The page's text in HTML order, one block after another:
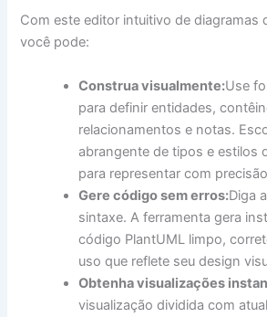
Com este editor intuitivo de diagramas
você pode:
Construa visualmente:Use
para definir entidades,
relacionamentos e notas.
abrangente de tipos e estilos
para representar com
Gere código sem erros:Diga
sintaxe. A ferramenta gera
código PlantUML limpo,
uso que reflete seu design
Obtenha visualizações
visualização dividida com